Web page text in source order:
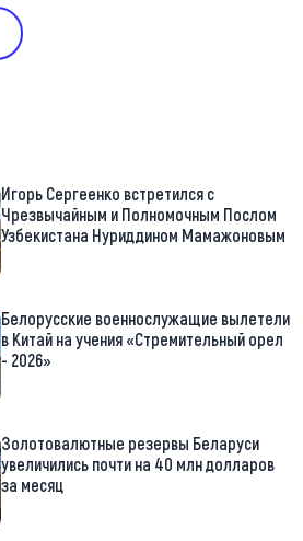
Игорь Сергеенко встретился с
Чрезвычайным и Полномочным Послом
Узбекистана Нуриддином Мамажоновым
Белорусские военнослужащие вылетели
в Китай на учения «Стремительный орел
- 2026»
Золотовалютные резервы Беларуси
увеличились почти на 40 млн долларов
за месяц